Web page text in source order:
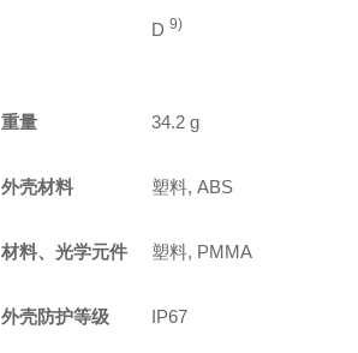
D9)
重量 34.2 g
外壳材料 塑料, ABS
材料、光学元件 塑料, PMMA
外壳防护等级 IP67